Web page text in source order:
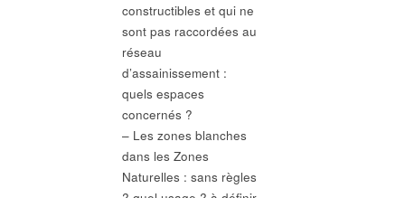
constructibles et qui ne
sont pas raccordées au
réseau
d’assainissement :
quels espaces
concernés ?
– Les zones blanches
dans les Zones
Naturelles : sans règles